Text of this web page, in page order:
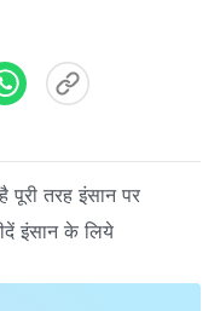
पूरी तरह इंसान पर
इंसान के लिये